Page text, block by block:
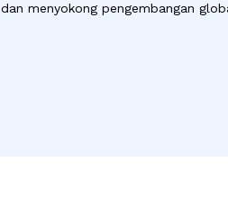
dan menyokong pengembangan